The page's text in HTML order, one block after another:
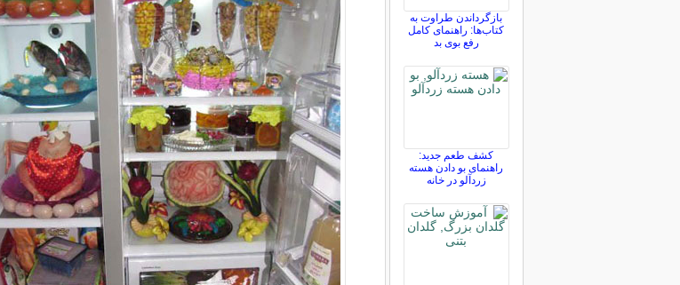
بازگرداندن طراوت به
کتاب‌ها: راهنمای کامل
رفع بوی بد
کشف طعم جدید:
راهنمای بو دادن هسته
زردآلو در خانه